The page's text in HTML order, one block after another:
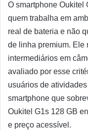
O smartphone Oukitel
quem trabalha em
real de bateria e não
de linha premium. Ele
intermediários em
avaliado por esse
usuários de
smartphone que
Oukitel G1s 128 GB
e preço acessível.